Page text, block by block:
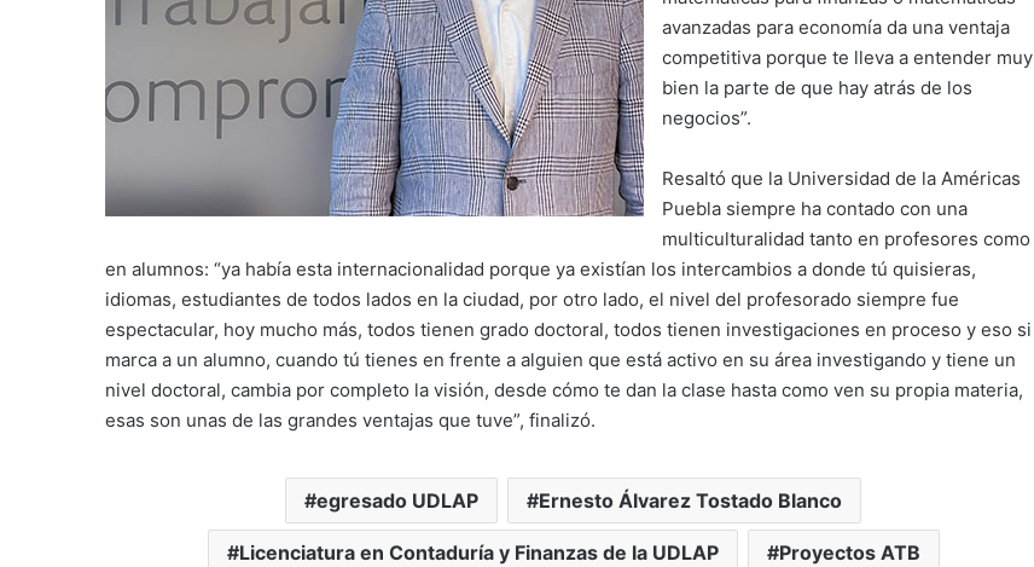
avanzadas para economía da una ventaja
competitiva porque te lleva a entender muy
bien la parte de que hay atrás de los
negocios”.
Resaltó que la Universidad de la Américas
Puebla siempre ha contado con una
multiculturalidad tanto en profesores como
en alumnos: “ya había esta internacionalidad porque ya existían los intercambios a donde tú quisieras,
idiomas, estudiantes de todos lados en la ciudad, por otro lado, el nivel del profesorado siempre fue
espectacular, hoy mucho más, todos tienen grado doctoral, todos tienen investigaciones en proceso y eso si
marca a un alumno, cuando tú tienes en frente a alguien que está activo en su área investigando y tiene un
nivel doctoral, cambia por completo la visión, desde cómo te dan la clase hasta como ven su propia materia,
esas son unas de las grandes ventajas que tuve”, finalizó.
egresado UDLAP Ernesto Álvarez Tostado Blanco
Licenciatura en Contaduría y Finanzas de la UDLAP Proyectos ATB